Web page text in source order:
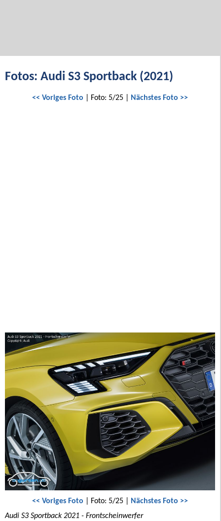
Fotos: Audi S3 Sportback (2021)
<< Voriges Foto | Foto: 5/25 | Nächstes Foto >>
<< Voriges Foto | Foto: 5/25 | Nächstes Foto >>
Audi S3 Sportback 2021 - Frontscheinwerfer